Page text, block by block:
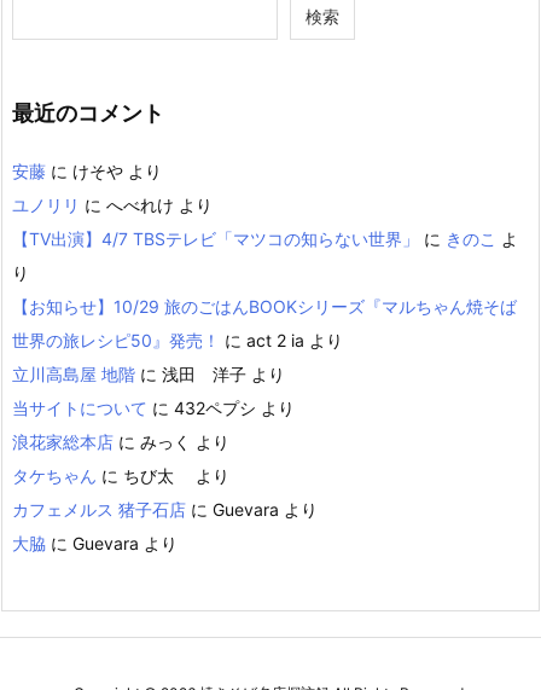
検索
最近のコメント
安藤 に けそや より
ユノリリ に へべれけ より
【TV出演】4/7 TBSテレビ「マツコの知らない世界」
に きのこ よ
り
【お知らせ】10/29 旅のごはんBOOKシリーズ『マルちゃん焼そば
世界の旅レシピ50』発売！
に act 2 ia より
立川高島屋 地階 に 浅田 洋子 より
当サイトについて に 432ペプシ より
浪花家総本店 に みっく
より
タケちゃん に ちび太
より
カフェメルス 猪子石店 に Guevara より
大脇 に Guevara より